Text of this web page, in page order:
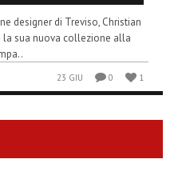
designer di Treviso, Christian
la sua nuova collezione alla
23 GIU 0 1